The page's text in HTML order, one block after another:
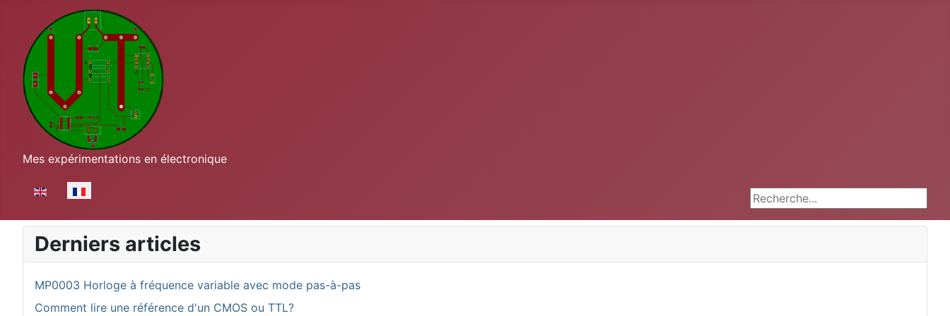
Mes expérimentations en électronique
Sélectionnez votre langue Rechercher
Derniers articles
MP0003 Horloge à fréquence variable avec mode pas-à-pas
Comment lire une référence d'un CMOS ou TTL?